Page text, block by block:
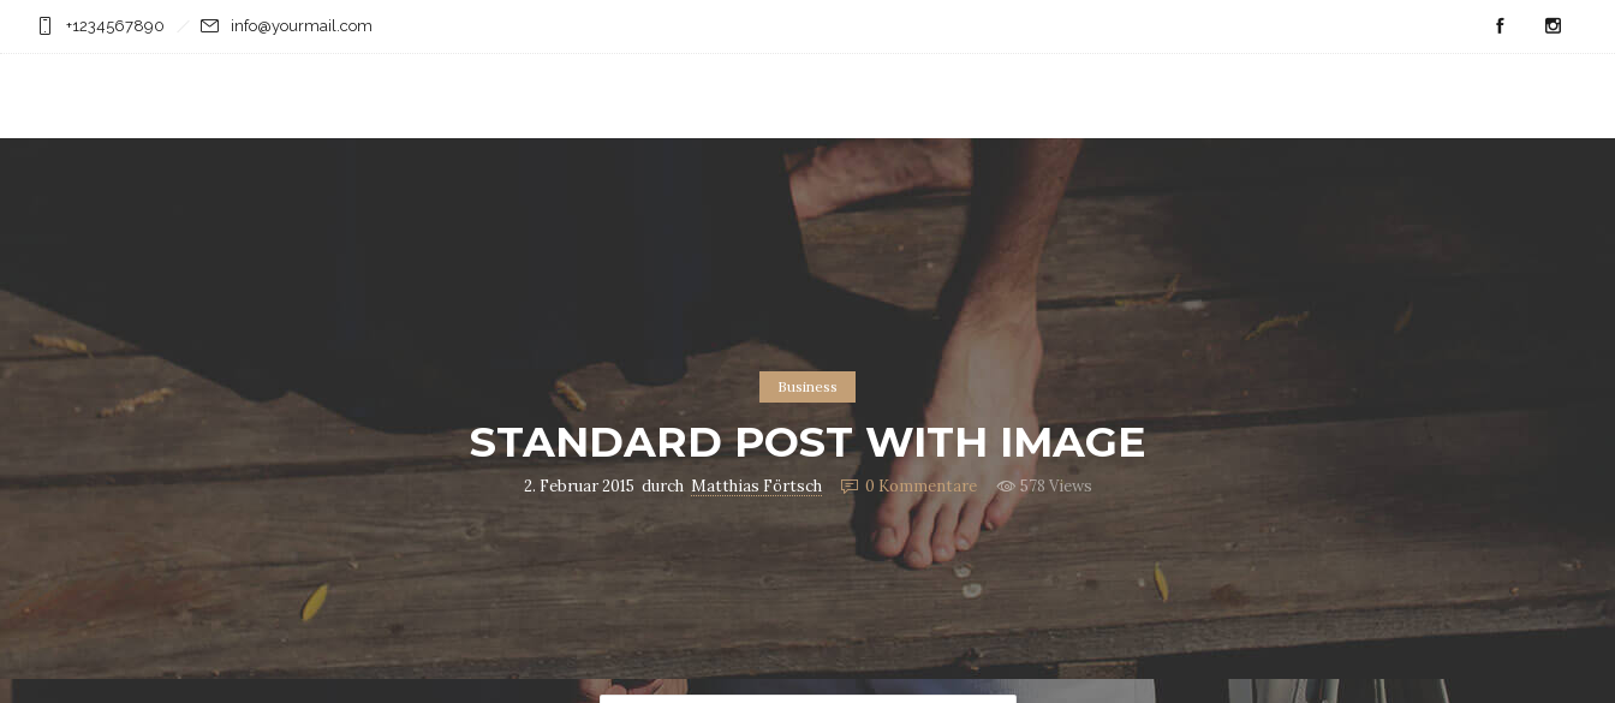
+1234567890 info@yourmail.com
Business
STANDARD POST WITH IMAGE
2. Februar 2015 durch Matthias Förtsch 0 Kommentare 578 Views